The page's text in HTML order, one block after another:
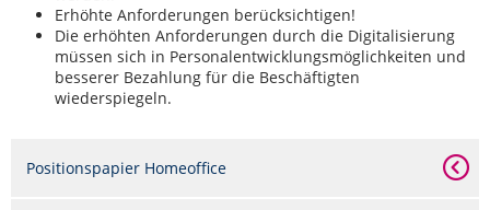
Erhöhte Anforderungen berücksichtigen!
Die erhöhten Anforderungen durch die Digitalisierung
müssen sich in Personalentwicklungsmöglichkeiten und
besserer Bezahlung für die Beschäftigten
wiederspiegeln.
Positionspapier Homeoffice